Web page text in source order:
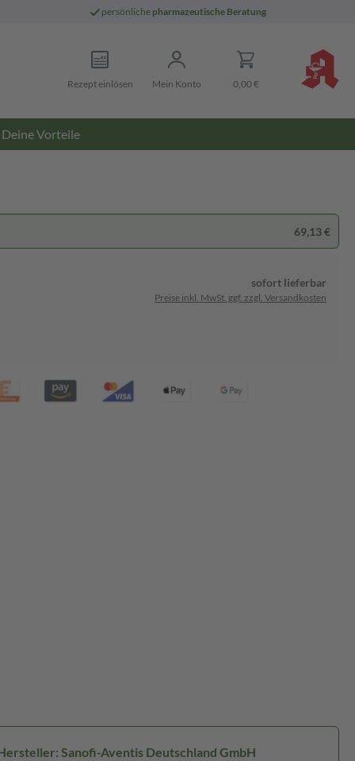
persönliche pharmazeutische Beratung
Rezept einlösen Mein Konto 0,00 €
Deine Vorteile
69,13 €
sofort lieferbar
Preise inkl. MwSt. ggf. zzgl. Versandkosten
Sanofi-Aventis Deutschland GmbH